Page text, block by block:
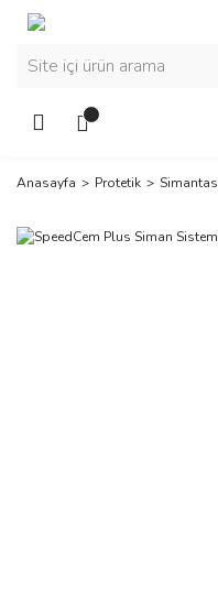
Anasayfa Protetik